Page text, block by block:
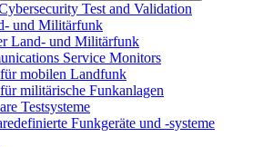
Test and Validation
und Militärfunk
Land- und Militärfunk
Service Monitors
mobilen Landfunk
militärische Funkanlagen
Testsysteme
Funkgeräte und -systeme